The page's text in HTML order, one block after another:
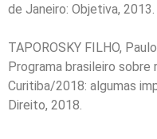
de Janeiro: Objetiva, 2013.
TAPOROSKY FILHO,
Programa brasileiro
Curitiba/2018: algumas
Direito, 2018.